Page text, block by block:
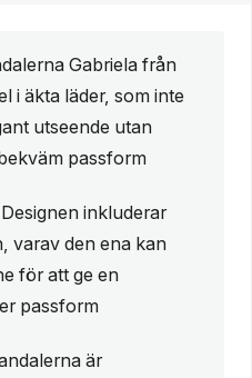
Gabriela från
i äkta läder, som inte
utseende utan
passform
Designen inkluderar
varav den ena kan
för att ge en
passform
är